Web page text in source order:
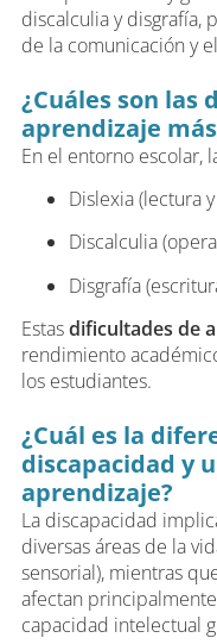
discalculia y disgrafía,
de la comunicación y
¿Cuáles son las
aprendizaje
En el entorno escolar,
Dislexia (lectura
Discalculia
Disgrafía
Estasdificultades de
rendimiento
los estudiantes.
¿Cuál es la
discapacidad y
aprendizaje?
La discapacidad
diversas áreas de la
sensorial), mientras
afectan
capacidad intelectual